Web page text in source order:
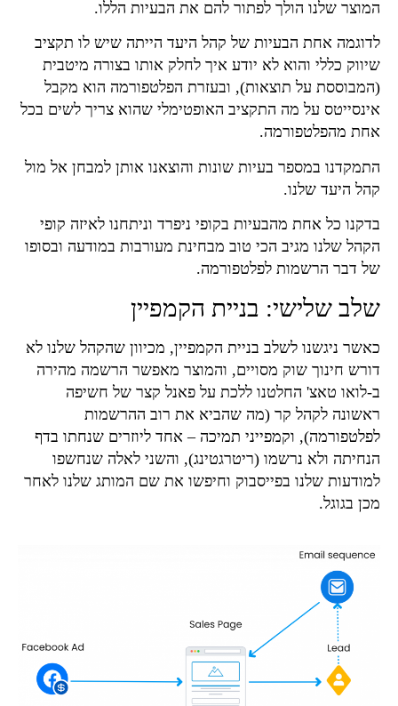
המוצר שלנו הולך לפתור להם את הבעיות הללו.
לדוגמה אחת הבעיות של קהל היעד הייתה שיש לו תקציב
שיווק כללי והוא לא יודע איך לחלק אותו בצורה מיטבית
(המבוססת על תוצאות), ובעזרת הפלטפורמה הוא מקבל
אינסייטס על מה התקציב האופטימלי שהוא צריך לשים בכל
אחת מהפלטפורמה.
התמקדנו במספר בעיות שונות והוצאנו אותן למבחן אל מול
קהל היעד שלנו.
בדקנו כל אחת מהבעיות בקופי ניפרד וניתחנו לאיזה קופי
הקהל שלנו מגיב הכי טוב מבחינת מעורבות במודעה ובסופו
של דבר הרשמות לפלטפורמה.
שלב שלישי: בניית הקמפיין
כאשר ניגשנו לשלב בניית הקמפיין, מכיוון שהקהל שלנו לא
דורש חינוך שוק מסויים, והמוצר מאפשר הרשמה מהירה
ב-לואו טאצ' החלטנו ללכת על פאנל קצר של חשיפה
ראשונה לקהל קר (מה שהביא את רוב ההרשמות
לפלטפורמה), וקמפייני תמיכה – אחד ליוזרים שנחתו בדף
הנחיתה ולא נרשמו (ריטרגטינג), והשני לאלה שנחשפו
למודעות שלנו בפייסבוק וחיפשו את שם המותג שלנו לאחר
מכן בגוגל.